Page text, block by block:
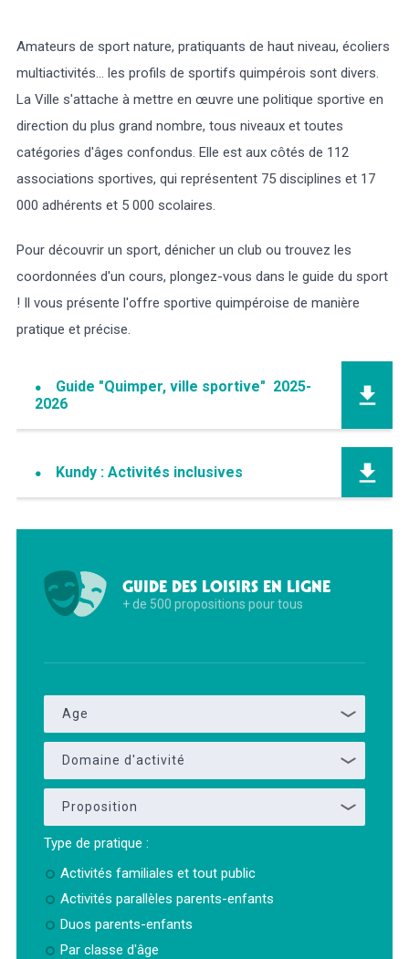
Amateurs de sport nature, pratiquants de haut niveau, écoliers
multiactivités... les profils de sportifs quimpérois sont divers.
La Ville s'attache à mettre en œuvre une politique sportive en
direction du plus grand nombre, tous niveaux et toutes
catégories d'âges confondus. Elle est aux côtés de 112
associations sportives, qui représentent 75 disciplines et 17
000 adhérents et 5 000 scolaires.
Pour découvrir un sport, dénicher un club ou trouvez les
coordonnées d'un cours, plongez-vous dans le guide du sport
! Il vous présente l'offre sportive quimpéroise de manière
pratique et précise.
Guide "Quimper, ville sportive" 2025-
2026
Kundy : Activités inclusives
GUIDE DES LOISIRS EN LIGNE
+ de 500 propositions pour tous
Age
Domaine d'activité
Proposition
Type de pratique :
Activités familiales et tout public
Activités parallèles parents-enfants
Duos parents-enfants
Par classe d'âge